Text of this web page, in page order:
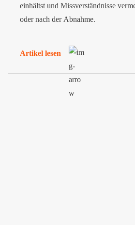
einhältst und Missverständnisse
oder nach der Abnahme.
Artikel lesen